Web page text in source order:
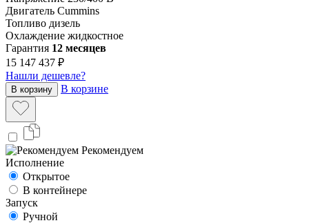
Двигатель Cummins
Топливо дизель
Охлаждение жидкостное
Гарантия 12 месяцев
15 147 437 ₽
Нашли дешевле?
В корзину В корзине
Рекомендуем
Исполнение
Открытое
В контейнере
Запуск
Ручной